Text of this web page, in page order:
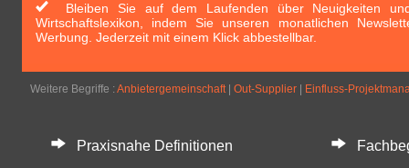
Bleiben Sie auf dem Laufenden über Neuigkeiten
Wirtschaftslexikon, indem Sie unseren monatlichen
Werbung. Jederzeit mit einem Klick abbestellbar.
Weitere Begriffe : Anbietergemeinschaft| Out-Supplier Einfluss-
Praxisnahe Definitionen